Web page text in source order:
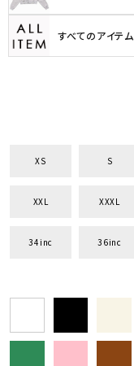
カテゴリ
すべてのアイテム
XS S
XXL XXXL
34inc 36inc